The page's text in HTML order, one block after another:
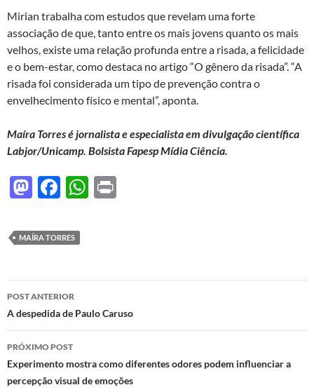
Mirian trabalha com estudos que revelam uma forte
associação de que, tanto entre os mais jovens quanto os mais
velhos, existe uma relação profunda entre a risada, a felicidade
e o bem-estar, como destaca no artigo “O gênero da risada”. “A
risada foi considerada um tipo de prevenção contra o
envelhecimento físico e mental”, aponta.
Maíra Torres é jornalista e especialista em divulgação científica
Labjor/Unicamp. Bolsista Fapesp Mídia Ciência.
M
to
d
o
n
F
e
b
o
o
k
W
A
p
MAÍRA TORRES
Navegação
de
posts
POST ANTERIOR
A despedida de Paulo Caruso
PRÓXIMO POST
Experimento mostra como diferentes odores podem influenciar a
percepção visual de emoções